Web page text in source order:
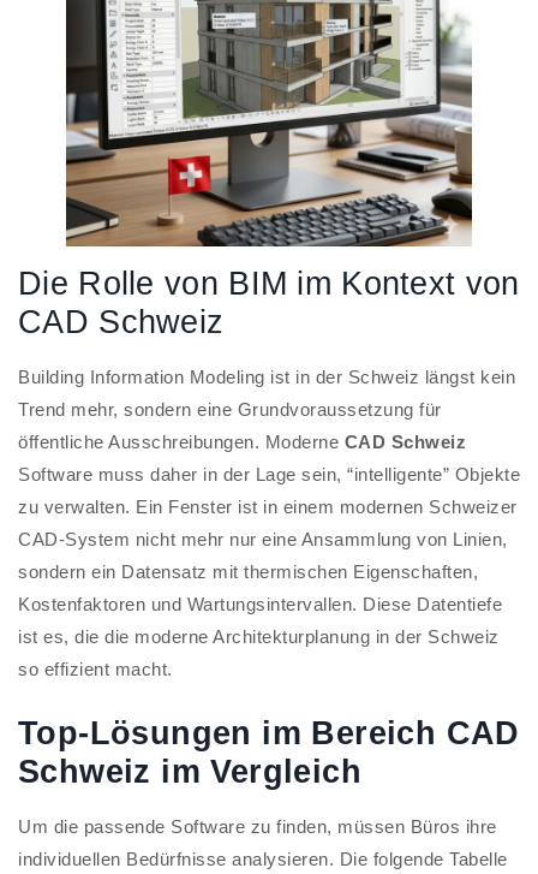
Die Rolle von BIM im Kontext von
CAD Schweiz
Building Information Modeling ist in der Schweiz längst kein
Trend mehr, sondern eine Grundvoraussetzung für
öffentliche Ausschreibungen. Moderne CAD Schweiz
Software muss daher in der Lage sein, “intelligente” Objekte
zu verwalten. Ein Fenster ist in einem modernen Schweizer
CAD-System nicht mehr nur eine Ansammlung von Linien,
sondern ein Datensatz mit thermischen Eigenschaften,
Kostenfaktoren und Wartungsintervallen. Diese Datentiefe
ist es, die die moderne Architekturplanung in der Schweiz
so effizient macht.
Top-Lösungen im Bereich CAD
Schweiz im Vergleich
Um die passende Software zu finden, müssen Büros ihre
individuellen Bedürfnisse analysieren. Die folgende Tabelle